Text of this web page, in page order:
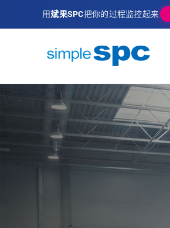
用斌果SPC把你的过程监控起来